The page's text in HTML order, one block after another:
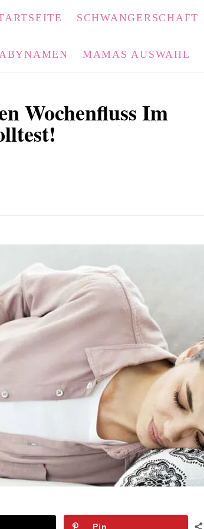
SCHWANGERSCHAFT
MAMAS AUSWAHL
Wochenfluss Im
Pin